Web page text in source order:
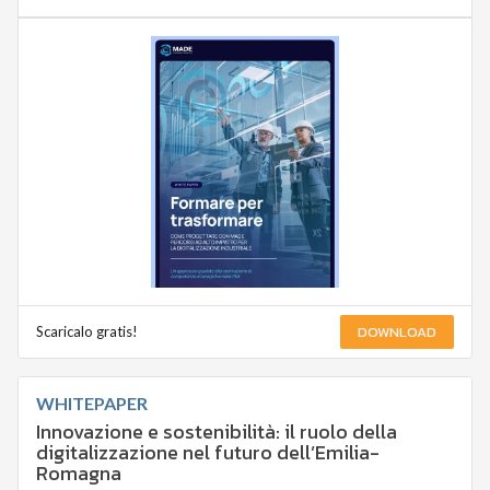
Scaricalo gratis! DOWNLOAD
WHITEPAPER
Innovazione e sostenibilità: il ruolo della
digitalizzazione nel futuro dell’Emilia-
Romagna